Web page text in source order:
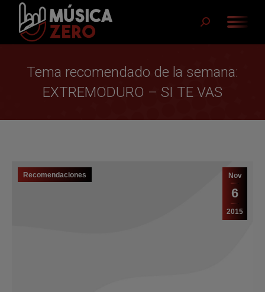
Buscar:
Tema recomendado de la semana:
EXTREMODURO – SI TE VAS
Nov
6
2015
Recomendaciones